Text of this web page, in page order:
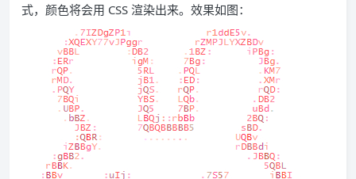
式，颜色将会用 CSS 渲染出来。效果如图：